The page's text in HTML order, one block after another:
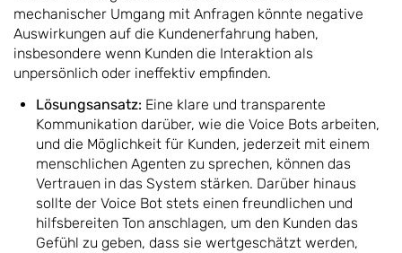
mechanischer Umgang mit Anfragen könnte negative
Auswirkungen auf die Kundenerfahrung haben,
insbesondere wenn Kunden die Interaktion als
unpersönlich oder ineffektiv empfinden.
Lösungsansatz: Eine klare und transparente
Kommunikation darüber, wie die Voice Bots arbeiten,
und die Möglichkeit für Kunden, jederzeit mit einem
menschlichen Agenten zu sprechen, können das
Vertrauen in das System stärken. Darüber hinaus
sollte der Voice Bot stets einen freundlichen und
hilfsbereiten Ton anschlagen, um den Kunden das
Gefühl zu geben, dass sie wertgeschätzt werden,